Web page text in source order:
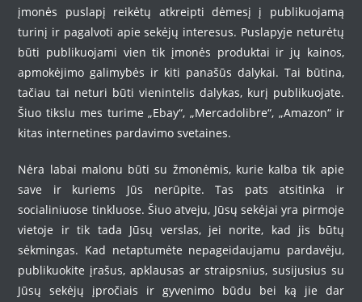
įmonės puslapį reikėtų atkreipti dėmesį į publikuojamą
turinį ir pagalvoti apie sekėjų interesus. Puslapyje neturėtų
būti publikuojami vien tik įmonės produktai ir jų kainos,
apmokėjimo galimybės ir kiti panašūs dalykai. Tai būtina,
tačiau tai neturi būti vienintelis dalykas, kurį publikuojate.
Šiuo tikslu mes turime „Ebay“, „Mercadolibre“, „Amazon“ ir
kitas internetines pardavimo svetaines.
Nėra labai malonu būti su žmonėmis, kurie kalba tik apie
save ir kuriems Jūs nerūpite. Tas pats atsitinka ir
socialiniuose tinkluose. Šiuo atveju, Jūsų sekėjai yra pirmoje
vietoje ir tik tada Jūsų verslas, jei norite, kad jis būtų
sėkmingas. Kad netaptumėte nepageidaujamu pardavėju,
publikuokite įrašus, apklausas ar straipsnius, susijusius su
Jūsų sekėjų įpročiais ir gyvenimo būdu bei ką jie dar